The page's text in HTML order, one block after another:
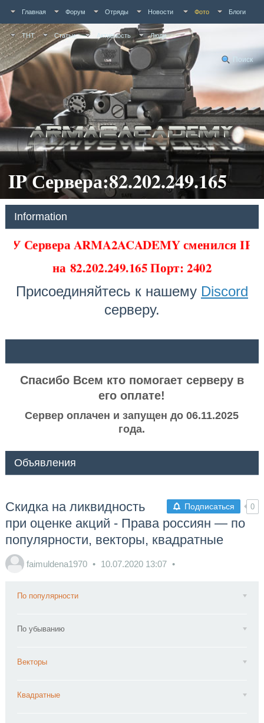
Главная Форум Отряды Новости Фото Блоги
ТНТ Статьи Активность Люди
Поиск
IP Сервера:82.202.249.165
Information
У Сервера ARMA2ACADEMY сменился IP
на82.202.249.165 Порт: 2402
Присоединяйтесь к нашему Discord
серверу.
Спасибо Всем кто помогает серверу в
его оплате!
Сервер оплачен и запущен до 06.11.2025
года.
Объявления
Подписаться 0
Скидка на ликвидность
при оценке акций - Права россиян — по
популярности, векторы, квадратные
faimuldena1970 10.07.2020 13:07
По популярности
По убыванию
Векторы
Квадратные